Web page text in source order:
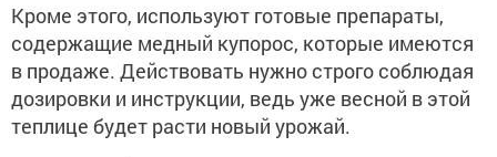
Кроме этого, используют готовые препараты,
содержащие медный купорос, которые имеются
в продаже. Действовать нужно строго соблюдая
дозировки и инструкции, ведь уже весной в этой
теплице будет расти новый урожай.